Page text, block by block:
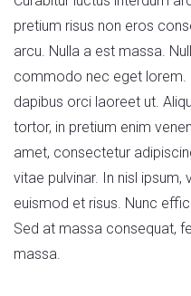
pretium risus non eros
arcu. Nulla a est massa.
commodo nec eget lorem.
dapibus orci laoreet ut.
tortor, in pretium enim
amet, consectetur
vitae pulvinar. In nisl
euismod et risus. Nunc
Sed at massa consequat,
massa.